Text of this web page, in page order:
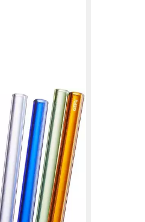
lieferbar - in